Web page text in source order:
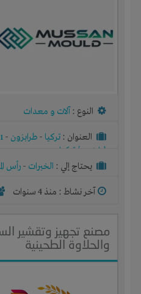
النوع : آلات و معدات
العنوان : تركيا - طرابزون -
طرابزون / تركيا
يحتاج إلي : الخبرات - رأس
آخر نشاط : منذ 4 سنوات
مصنع تجهيز وتقشير
والحلاوة الطحينية